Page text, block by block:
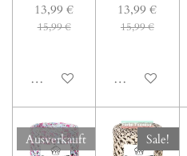
13,99 €
15,99 €
In den Warenkorb
13,99 €
15,99 €
In den
Ausverkauft Sale!